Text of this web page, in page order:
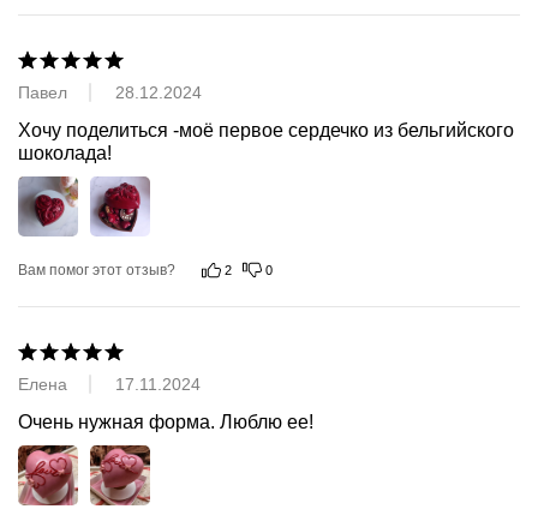
Павел 28.12.2024
Хочу поделиться -моё первое сердечко из бельгийского
шоколада!
Вам помог этот отзыв? 2 0
Елена 17.11.2024
Очень нужная форма. Люблю ее!